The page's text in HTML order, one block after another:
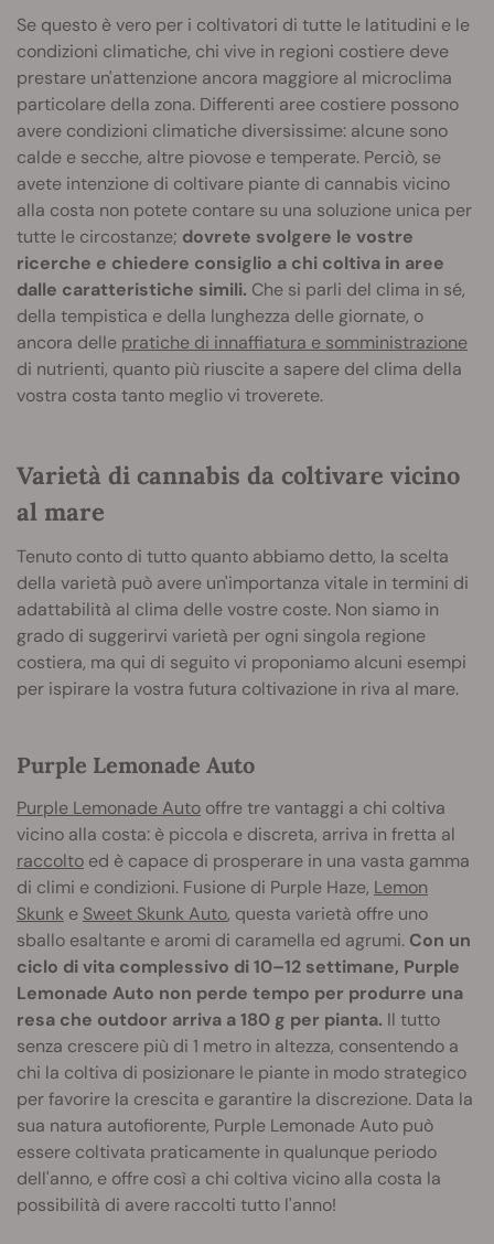
Se questo è vero per i coltivatori di tutte le latitudini e le
condizioni climatiche, chi vive in regioni costiere deve
prestare un'attenzione ancora maggiore al microclima
particolare della zona. Differenti aree costiere possono
avere condizioni climatiche diversissime: alcune sono
calde e secche, altre piovose e temperate. Perciò, se
avete intenzione di coltivare piante di cannabis vicino
alla costa non potete contare su una soluzione unica per
tutte le circostanze; dovrete svolgere le vostre
ricerche e chiedere consiglio a chi coltiva in aree
dalle caratteristiche simili. Che si parli del clima in sé,
della tempistica e della lunghezza delle giornate, o
ancora delle pratiche di innaffiatura e somministrazione
di nutrienti, quanto più riuscite a sapere del clima della
vostra costa tanto meglio vi troverete.
Varietà di cannabis da coltivare vicino
al mare
Tenuto conto di tutto quanto abbiamo detto, la scelta
della varietà può avere un'importanza vitale in termini di
adattabilità al clima delle vostre coste. Non siamo in
grado di suggerirvi varietà per ogni singola regione
costiera, ma qui di seguito vi proponiamo alcuni esempi
per ispirare la vostra futura coltivazione in riva al mare.
Purple Lemonade Auto
Purple Lemonade Auto offre tre vantaggi a chi coltiva
vicino alla costa: è piccola e discreta, arriva in fretta al
raccolto ed è capace di prosperare in una vasta gamma
di climi e condizioni. Fusione di Purple Haze, Lemon
Skunk e Sweet Skunk Auto, questa varietà offre uno
sballo esaltante e aromi di caramella ed agrumi. Con un
ciclo di vita complessivo di 10–12 settimane, Purple
Lemonade Auto non perde tempo per produrre una
resa che outdoor arriva a 180 g per pianta. Il tutto
senza crescere più di 1 metro in altezza, consentendo a
chi la coltiva di posizionare le piante in modo strategico
per favorire la crescita e garantire la discrezione. Data la
sua natura autofiorente, Purple Lemonade Auto può
essere coltivata praticamente in qualunque periodo
dell'anno, e offre così a chi coltiva vicino alla costa la
possibilità di avere raccolti tutto l'anno!